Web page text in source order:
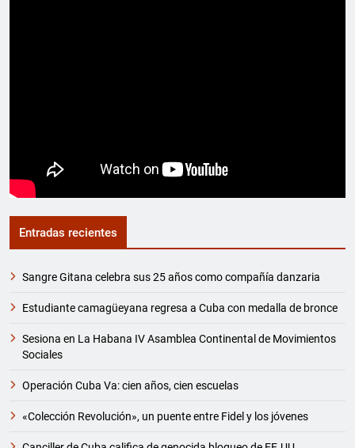
Entradas recientes
Sangre Gitana celebra sus 25 años como compañía danzaria
Estudiante camagüeyana regresa a Cuba con medalla de bronce
Sesiona en La Habana IV Asamblea Continental de Movimientos
Sociales
Operación Cuba Va: cien años, cien escuelas
«Colección Revolución», un puente entre Fidel y los jóvenes